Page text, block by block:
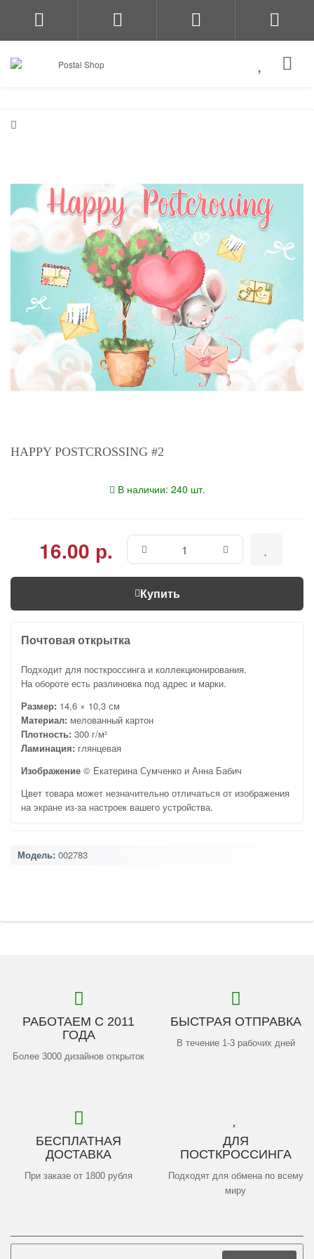
HAPPY POSTCROSSING #2
В наличии: 240 шт.
16.00 р.
Купить
Почтовая открытка
Подходит для посткроссинга и коллекционирования.
На обороте есть разлиновка под адрес и марки.
Размер: 14,6 × 10,3 см
Материал: мелованный картон
Плотность: 300 г/м²
Ламинация: глянцевая
Изображение © Екатерина Сумченко и Анна Бабич
Цвет товара может незначительно отличаться от изображения
на экране из-за настроек вашего устройства.
Модель: 002783
РАБОТАЕМ С 2011
ГОДА
Более 3000 дизайнов открыток
БЫСТРАЯ ОТПРАВКА
В течение 1-3 рабочих дней
БЕСПЛАТНАЯ
ДОСТАВКА
При заказе от 1800 рубля
ДЛЯ
ПОСТКРОССИНГА
Подходят для обмена по всему
миру